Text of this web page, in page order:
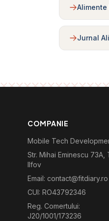
Alimente
Jurnal
COMPANIE
Mobile Tech
Str. Mihai Eminescu 73A,
Ilfov
Email: contact@fitdiary.ro
CUI: RO43792346
Reg. Comertului:
J20/1001/173236